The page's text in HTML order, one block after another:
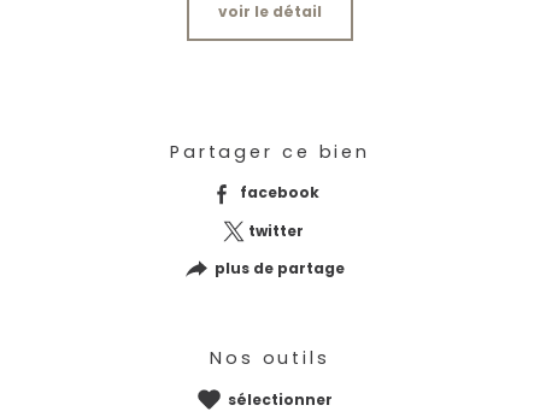
voir le détail
Partager ce bien
facebook
twitter
plus de partage
Nos outils
sélectionner